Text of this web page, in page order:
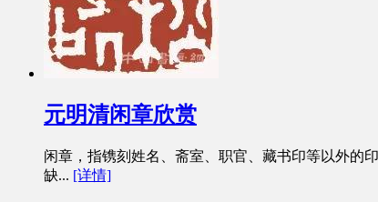
元明清闲章欣赏
闲章，指镌刻姓名、斋室、职官、藏书印等以外的
缺... [详情]